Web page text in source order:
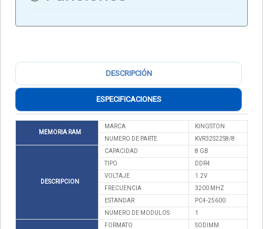
DESCRIPCIÓN
ESPECIFICACIONES
MEMORIA RAM
MARCA
KINGSTON
NUMERO DE PARTE
KVR32S22S8/8
DESCRIPCION
CAPACIDAD
8 GB
TIPO
DDR4
VOLTAJE
1.2V
FRECUENCIA
3200 MHZ
ESTANDAR
PC4-25600
NUMERO DE MODULOS
1
FORMATO
SODIMM